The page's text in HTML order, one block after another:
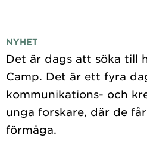
NYHET
Det är dags att söka till
Camp. Det är ett fyra
kommunikations- och
unga forskare, där de